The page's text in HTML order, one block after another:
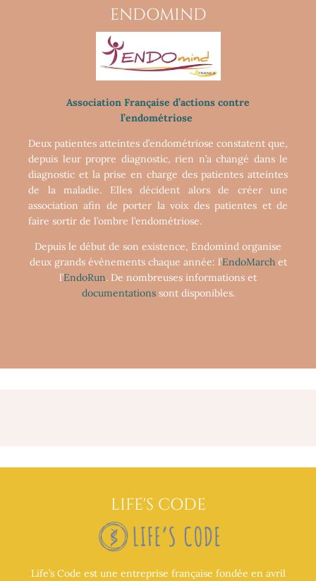
ENDOMIND
Association Française d’actions contre
l’endométriose
Deux patientes atteintes d’endométriose constatent que,
depuis leur propre diagnostic, rien n’a changé dans le
diagnostic et la prise en charge des patientes atteintes
de la maladie. Elles décident alors de créer une
association afin de porter la voix des patientes et de
faire sortir de l’ombre l’endométriose.
Depuis le début de son existence, Endomind organise
deux grands évènements chaque année: l’EndoMarchet
l’EndoRun. De nombreuses informations et
documentationssont disponibles.
LIFE'S CODE
Life’s Code est une entreprise française fondée en avril